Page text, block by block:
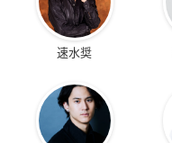
速水奨